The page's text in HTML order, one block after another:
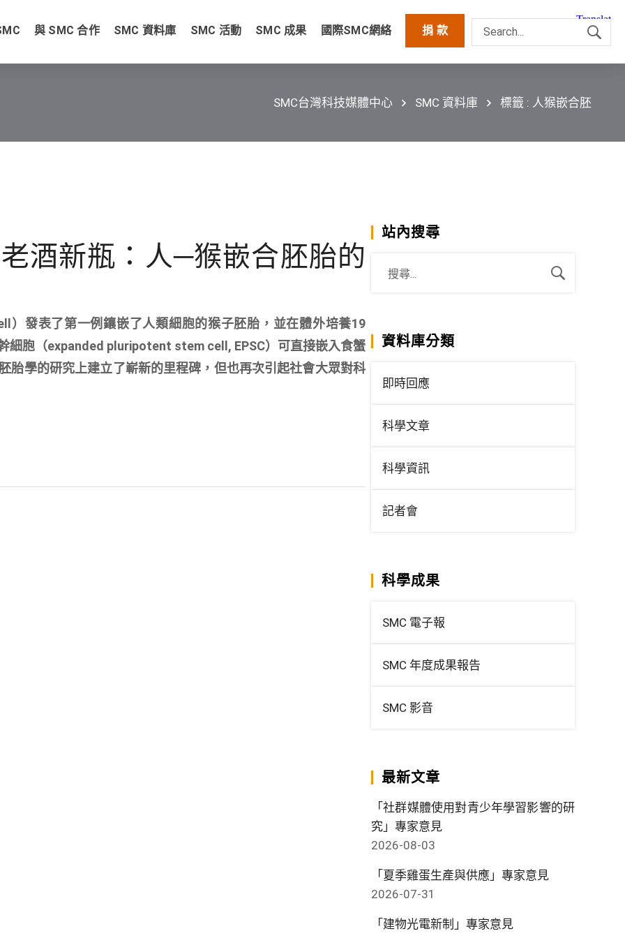
與 SMC 合作 SMC 資料庫 SMC 活動 SMC 成果 國際SMC網絡 捐 款
SMC台灣科技媒體中心 SMC 資料庫 標籤 : 人猴嵌合胚
酒新瓶：人─猴嵌合胚胎的
）發表了第一例鑲嵌了人類細胞的猴子胚胎，並在體外培養19
細胞（expanded pluripotent stem cell, EPSC）可直接嵌入食蟹
胎學的研究上建立了嶄新的里程碑，但也再次引起社會大眾對科
站內搜尋
資料庫分類
即時回應
科學文章
科學資訊
記者會
科學成果
SMC 電子報
SMC 年度成果報告
SMC 影音
最新文章
「社群媒體使用對青少年學習影響的研
究」專家意見
2026-08-03
「夏季雞蛋生產與供應」專家意見
2026-07-31
「建物光電新制」專家意見